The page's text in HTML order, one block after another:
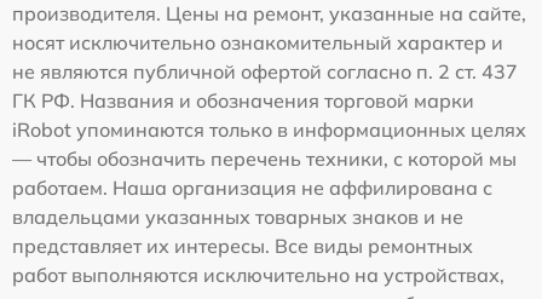
производителя. Цены на ремонт, указанные на сайте,
носят исключительно ознакомительный характер и
не являются публичной офертой согласно п. 2 ст. 437
ГК РФ. Названия и обозначения торговой марки
iRobot упоминаются только в информационных целях
— чтобы обозначить перечень техники, с которой мы
работаем. Наша организация не аффилирована с
владельцами указанных товарных знаков и не
представляет их интересы. Все виды ремонтных
работ выполняются исключительно на устройствах,